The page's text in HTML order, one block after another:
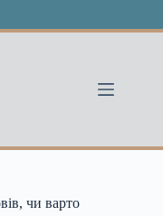
чи варто